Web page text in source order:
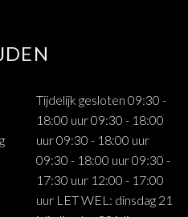
Tijdelijk gesloten 09:30 -
18:00 uur 09:30 - 18:00
uur 09:30 - 18:00 uur
09:30 - 18:00 uur 09:30 -
17:30 uur 12:00 - 17:00
uur LET WEL: dinsdag 21